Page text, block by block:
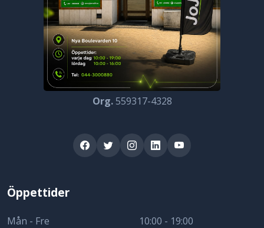
Org.559317-4328
Öppettider
Mån - Fre
10:00 - 19:00